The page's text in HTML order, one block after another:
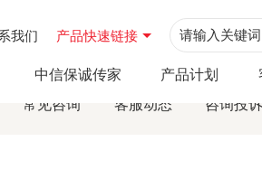
我们 产品快速链接
中信保诚传家 产品计划
常见咨询 客服动态 咨询投诉